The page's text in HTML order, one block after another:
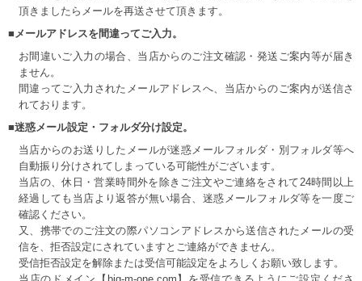
頂きましたらメールを再送させて頂きます。
■メールアドレスを間違ってご入力。
お間違いご入力の場合、当店からのご注文確認・発送ご案内等が届き
ません。
間違ってご入力されたメールアドレスへ、当店からのご案内が送信さ
れております。
■迷惑メール設定・フォルダ分け設定。
当店からのお送りしたメールが迷惑メールフォルダ・別フォルダ等へ
自動振り分けされてしまっている可能性がございます。
当店の、休日・営業時間外を除きご注文やご連絡をされて24時間以上
経過しても当店より返答が無い場合、迷惑メールフォルダ等を一度ご
確認ください。
又、携帯でのご注文の際パソコンアドレスから送信されたメールの受
信を、拒否設定にされていますとご連絡ができません。
受信拒否設定を解除または受信可能設定をよろしくお願い致します。